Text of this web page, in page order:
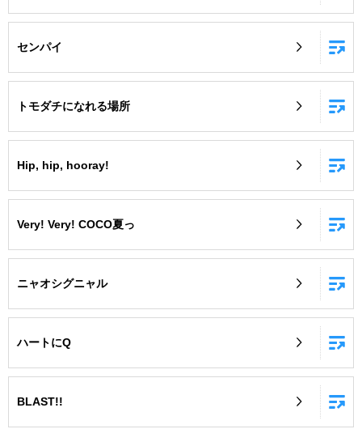
自宅でカラオケ歌い放題！
センパイ
トモダチになれる場所
Hip, hip, hooray!
Very! Very! COCO夏っ
ニャオシグニャル
ハートにQ
BLAST!!